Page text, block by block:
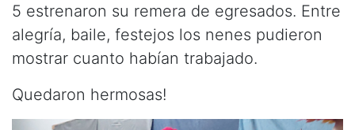
5 estrenaron su remera de egresados. Entre
alegría, baile, festejos los nenes pudieron
mostrar cuanto habían trabajado.
Quedaron hermosas!